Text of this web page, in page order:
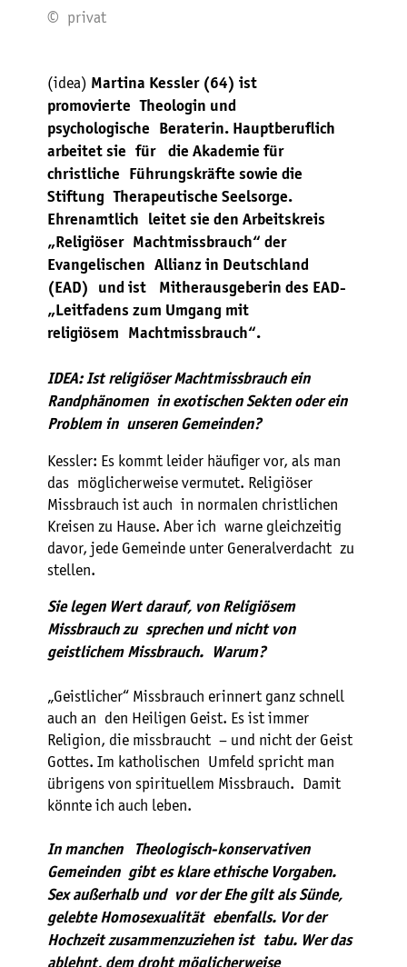
© privat
(idea) Martina Kessler (64) ist
promovierte Theologin und
psychologische Beraterin. Hauptberuflich
arbeitet sie für die Akademie für
christliche Führungskräfte sowie die
Stiftung Therapeutische Seelsorge.
Ehrenamtlich leitet sie den Arbeitskreis
„Religiöser Machtmissbrauch“ der
Evangelischen Allianz in Deutschland
(EAD) und ist Mitherausgeberin des EAD-
„Leitfadens zum Umgang mit
religiösem Machtmissbrauch“.
IDEA: Ist religiöser Machtmissbrauch ein
Randphänomen in exotischen Sekten oder ein
Problem in unseren Gemeinden?
Kessler: Es kommt leider häufiger vor, als man
das möglicherweise vermutet. Religiöser
Missbrauch ist auch in normalen christlichen
Kreisen zu Hause. Aber ich warne gleichzeitig
davor, jede Gemeinde unter Generalverdacht zu
stellen.
Sie legen Wert darauf, von Religiösem
Missbrauch zu sprechen und nicht von
geistlichem Missbrauch. Warum?
„Geistlicher“ Missbrauch erinnert ganz schnell
auch an den Heiligen Geist. Es ist immer
Religion, die missbraucht – und nicht der Geist
Gottes. Im katholischen Umfeld spricht man
übrigens von spirituellem Missbrauch. Damit
könnte ich auch leben.
In manchen Theologisch-konservativen
Gemeinden gibt es klare ethische Vorgaben.
Sex außerhalb und vor der Ehe gilt als Sünde,
gelebte Homosexualität ebenfalls. Vor der
Hochzeit zusammenzuziehen ist tabu. Wer das
ablehnt, dem droht möglicherweise